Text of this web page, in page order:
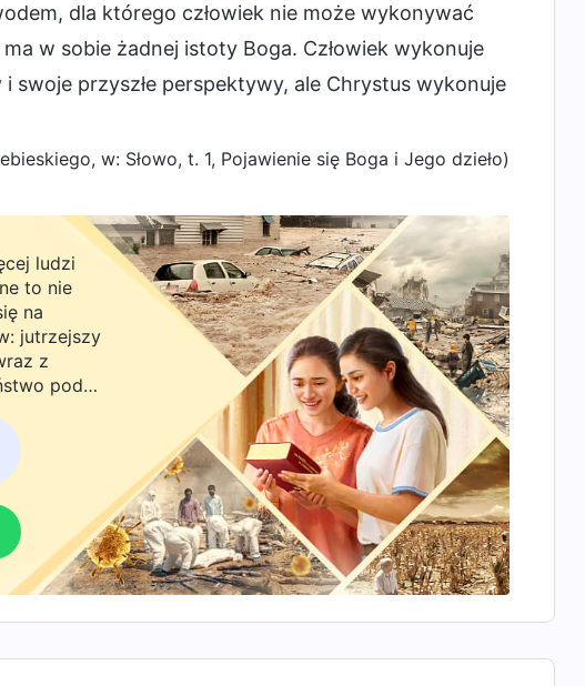
dla którego człowiek nie może wykonywać
w sobie żadnej istoty Boga. Człowiek wykonuje
swoje przyszłe perspektywy, ale Chrystus wykonuje
w: Słowo, t. 1, Pojawienie się Boga i Jego dzieło)
ludzi
to nie
na
jutrzejszy
z
pod
dołączyć